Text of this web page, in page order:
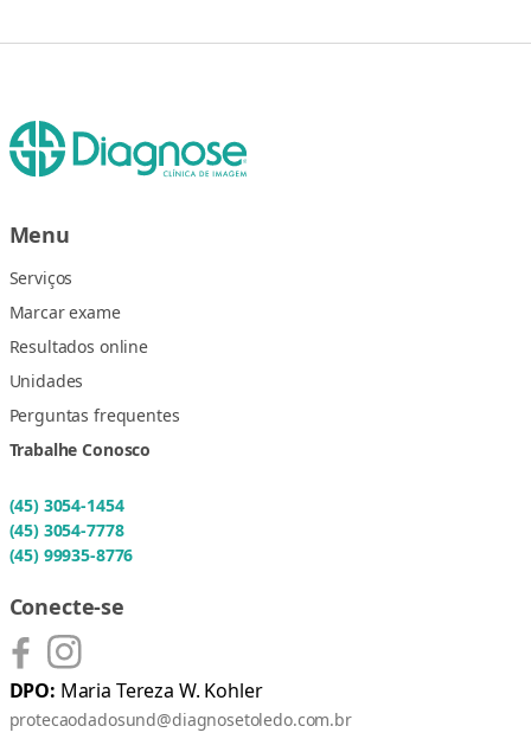
Menu
Serviços
Marcar exame
Resultados online
Unidades
Perguntas frequentes
Trabalhe Conosco
(45) 3054-1454
(45) 3054-7778
(45) 99935-8776
Conecte-se
DPO: Maria Tereza W. Kohler
protecaodadosund@diagnosetoledo.com.br